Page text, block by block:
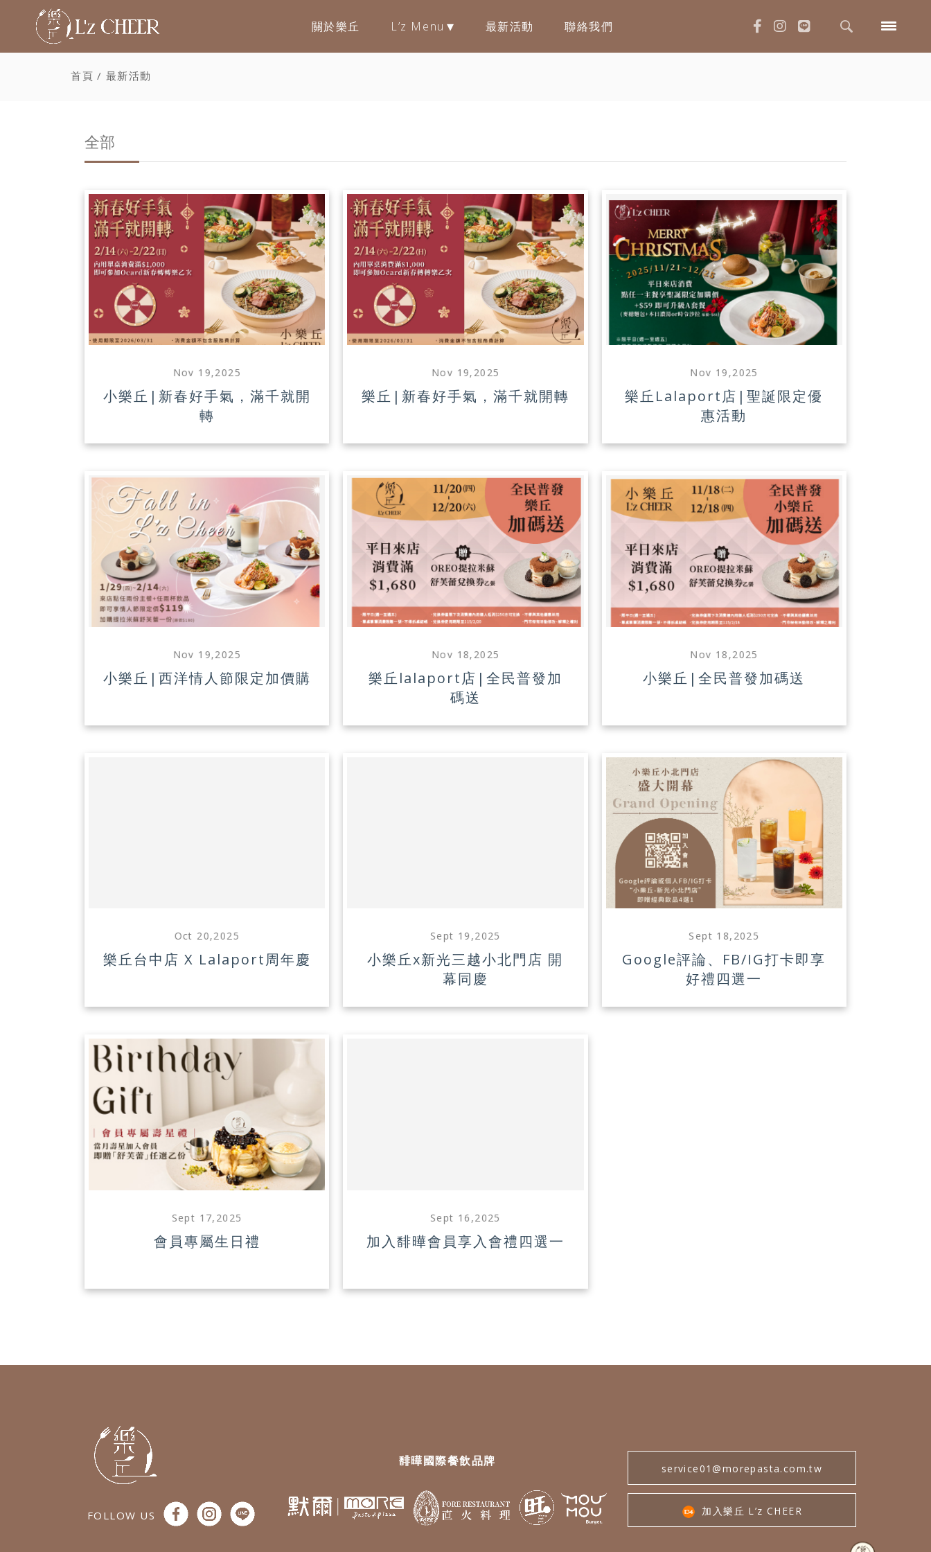
關於樂丘 L’z Menu 最新活動 聯絡我們
首頁 最新活動
全部
Nov 19,2025
小樂丘|新春好手氣，滿千就開
轉
Nov 19,2025
樂丘|新春好手氣，滿千就開轉
Nov 19,2025
樂丘Lalaport店|聖誕限定優
惠活動
Nov 19,2025
小樂丘|西洋情人節限定加價購
Nov 18,2025
樂丘lalaport店|全民普發加
碼送
Nov 18,2025
小樂丘|全民普發加碼送
Oct 20,2025
樂丘台中店 X Lalaport周年慶
Sept 19,2025
小樂丘x新光三越小北門店 開
幕同慶
Sept 18,2025
Google評論、FB/IG打卡即享
好禮四選一
Sept 17,2025
會員專屬生日禮
Sept 16,2025
加入馡曄會員享入會禮四選一
FOLLOW US
馡曄國際餐飲品牌 service01@morepasta.com.tw
加入樂丘 L’z CHEER